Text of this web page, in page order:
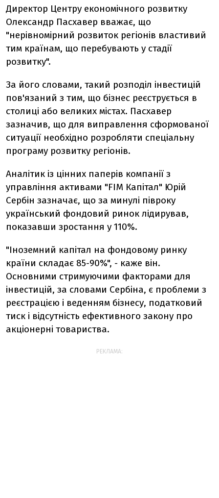
Директор Центру економічного розвитку
Олександр Пасхавер вважає, що
"нерівномірний розвиток регіонів властивий
тим країнам, що перебувають у стадії
розвитку".
За його словами, такий розподіл інвестицій
пов'язаний з тим, що бізнес реєструється в
столиці або великих містах. Пасхавер
зазначив, що для виправлення сформованої
ситуації необхідно розробляти спеціальну
програму розвитку регіонів.
Аналітик із цінних паперів компанії з
управління активами "FIM Капітал" Юрій
Сербін зазначає, що за минулі півроку
український фондовий ринок лідирував,
показавши зростання у 110%.
"Іноземний капітал на фондовому ринку
країни складає 85-90%", - каже він.
Основними стримуючими факторами для
інвестицій, за словами Сербіна, є проблеми з
реєстрацією і веденням бізнесу, податковий
тиск і відсутність ефективного закону про
акціонерні товариства.
РЕКЛАМА: